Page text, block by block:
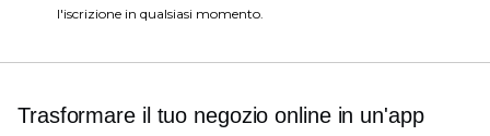
l'iscrizione in qualsiasi momento.
Trasformare il tuo negozio online in un'app